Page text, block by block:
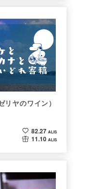
リヤのワイン）
82.27 ALIS
11.10 ALIS